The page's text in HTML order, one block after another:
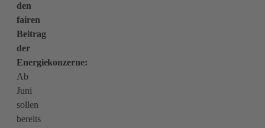
den
fairen
Beitrag
der
Energiekonzerne:
Ab
Juni
sollen
bereits